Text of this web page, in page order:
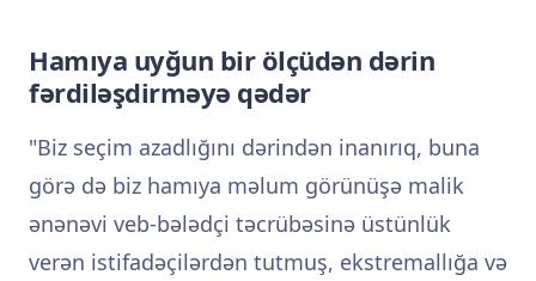
Hamıya uyğun bir ölçüdən dərin
fərdiləşdirməyə qədər
Biz seçim azadlığını dərindən inanırıq, buna
görə də biz hamıya məlum görünüşə malik
ənənəvi veb-bələdçi təcrübəsinə üstünlük
verən istifadəçilərdən tutmuş, ekstremallığa və